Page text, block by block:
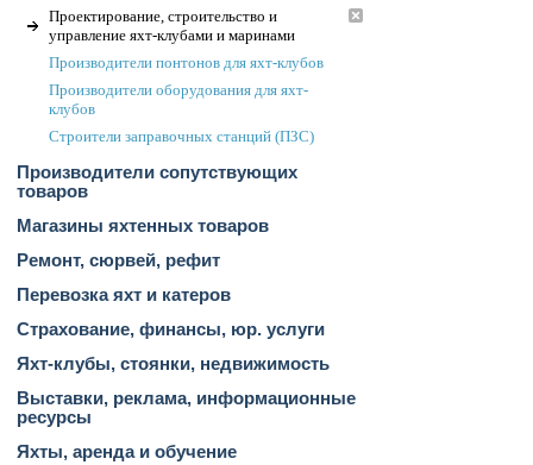
Проектирование, строительство и
управление яхт-клубами и маринами
Производители понтонов для яхт-клубов
Производители оборудования для яхт-
клубов
Строители заправочных станций (ПЗС)
Производители сопутствующих
товаров
Магазины яхтенных товаров
Ремонт, сюрвей, рефит
Перевозка яхт и катеров
Страхование, финансы, юр. услуги
Яхт-клубы, стоянки, недвижимость
Выставки, реклама, информационные
ресурсы
Яхты, аренда и обучение